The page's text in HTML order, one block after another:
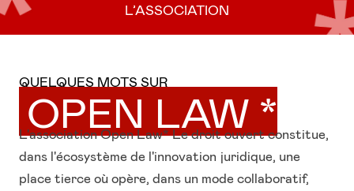
L’ASSOCIATION
QUELQUES MOTS SUR
OPEN LAW *
L'association Open Law* Le droit ouvert constitue,
dans l'écosystème de l'innovation juridique, une
place tierce où opère, dans un mode collaboratif,